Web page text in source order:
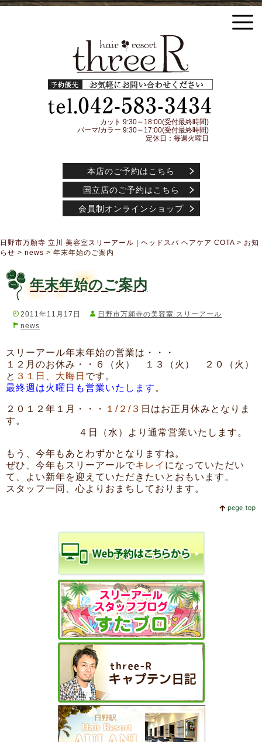
カット 9:30～18:00(受付最終時間)
パーマ/カラー 9:30～17:00(受付最終時間)
定休日：毎週火曜日
本店のご予約はこちら
国立店のご予約はこちら
会員制オンラインショップ
日野市万願寺 立川 美容室スリーアール | ヘッドスパ ヘアケア COTA > お知
らせ > news > 年末年始のご案内
年末年始のご案内
2011年11月17日
日野市万願寺の美容室 スリーアール
news
スリーアール年末年始の営業は・・・
１２月のお休み・・６（火） １３（火） ２０（火）
と ３１日、大晦日 です。
最終週は火曜日も営業いたします 。
２０１２年１月・・・ １/２/３ 日はお正月休みとなりま
す。
４日（水）より通常営業いたします。
もう、今年もあとわずかとなりますね。
ぜひ、今年もスリーアールでキレイ になっていただい
て、よい新年を迎えていただきたいとおもいます。
スタッフ一同、心よりおまちしております。